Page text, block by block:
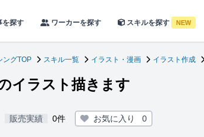
を探す ワーカーを探す スキルを探す NEW
ングTOP スキル一覧 イラスト・漫画 イラスト作成
イラスト描きます
販売実績 0件 お気に入り 0